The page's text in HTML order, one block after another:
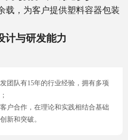
载，为客户提供塑料容器包装
计与研发能力
团队有15年的行业经验，拥有多项
户合作，在理论和实践相结合基础
新和突破。